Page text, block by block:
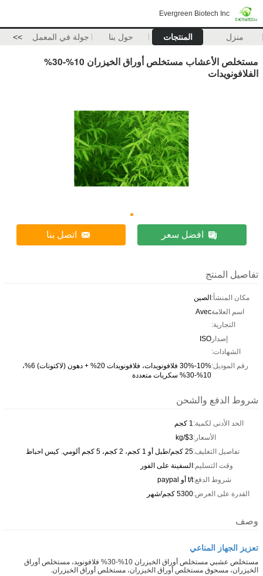
Evergreen Biotech Inc
منزل المنتجات حول بنا جولة في المعمل >>
مستخلص الأعشاب مستخلص أوراق الخيزران 10%-30%
الفلافونويدات
افضل سعر اتصل بنا
تفاصيل المنتج
مكان المنشأ:الصين
اسم العلامة
التجارية:
Avec
إصدار
الشهادات:
ISO
رقم الموديل:
10%-30% فلافونويدات، فلافونويدات 20% + دهون (لاكتونات) 6%،
10%-30% سكريات متعددة
شروط الدفع والشحن
الحد الأدنى لكمية:1 كجم
الأسعار:$3/kg
تفاصيل التغليف:25 كجم/طبل أو 1 كجم، 2 كجم، 5 كجم ألومي. كيس احباط
وقت التسليم:السفينة على الفور
شروط الدفع:t/t أو paypal
القدرة على العرض:5300 كجم/شهر
وصف
تعزيز الجهاز المناعي
مستخلص عشبي مستخلص أوراق الخيزران 10%-30% فلافونويد، مستخلص أوراق
الخيزران، مسحوق مستخلص أوراق الخيزران، مستخلص أوراق الخيزران.